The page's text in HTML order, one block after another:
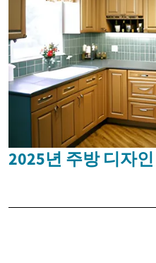
2025년 주방 디자